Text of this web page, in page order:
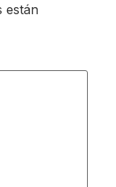
están